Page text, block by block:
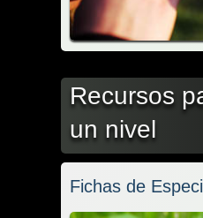
Recursos
un nivel
Fichas de